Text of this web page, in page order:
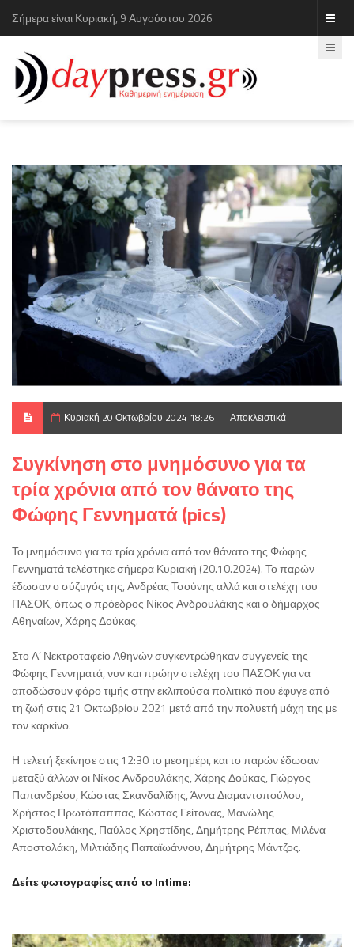
Σήμερα είναι Κυριακή, 9 Αυγούστου 2026
Κυριακή 20 Οκτωβρίου 2024 18:26 Αποκλειστικά
Συγκίνηση στο μνημόσυνο για τα
τρία χρόνια από τον θάνατο της
Φώφης Γεννηματά (pics)
Το μνημόσυνο για τα τρία χρόνια από τον θάνατο της Φώφης
Γεννηματά τελέστηκε σήμερα Κυριακή (20.10.2024). Το παρών
έδωσαν ο σύζυγός της, Ανδρέας Τσούνης αλλά και στελέχη του
ΠΑΣΟΚ, όπως ο πρόεδρος Νίκος Ανδρουλάκης και ο δήμαρχος
Αθηναίων, Χάρης Δούκας.
Στο Α’ Νεκτροταφείο Αθηνών συγκεντρώθηκαν συγγενείς της
Φώφης Γεννηματά, νυν και πρώην στελέχη του ΠΑΣΟΚ για να
αποδώσουν φόρο τιμής στην εκλιπούσα πολιτικό που έφυγε από
τη ζωή στις 21 Οκτωβρίου 2021 μετά από την πολυετή μάχη της με
τον καρκίνο.
Η τελετή ξεκίνησε στις 12:30 το μεσημέρι, και το παρών έδωσαν
μεταξύ άλλων οι Νίκος Ανδρουλάκης, Χάρης Δούκας, Γιώργος
Παπανδρέου, Κώστας Σκανδαλίδης, Άννα Διαμαντοπούλου,
Χρήστος Πρωτόπαππας, Κώστας Γείτονας, Μανώλης
Χριστοδουλάκης, Παύλος Χρηστίδης, Δημήτρης Ρέππας, Μιλένα
Αποστολάκη, Μιλτιάδης Παπαϊωάννου, Δημήτρης Μάντζος.
Δείτε φωτογραφίες από το Intime: